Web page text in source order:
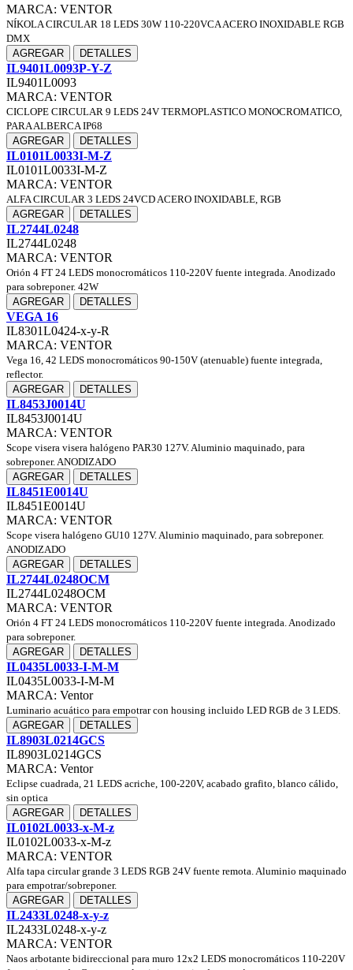
MARCA: VENTOR
NÍKOLA CIRCULAR 18 LEDS 30W 110-220VCA ACERO INOXIDABLE RGB
DMX
AGREGAR
DETALLES
IL9401L0093P-Y-Z
IL9401L0093
MARCA: VENTOR
CICLOPE CIRCULAR 9 LEDS 24V TERMOPLASTICO MONOCROMATICO,
PARA ALBERCA IP68
AGREGAR
DETALLES
IL0101L0033I-M-Z
IL0101L0033I-M-Z
MARCA: VENTOR
ALFA CIRCULAR 3 LEDS 24VCD ACERO INOXIDABLE, RGB
AGREGAR
DETALLES
IL2744L0248
IL2744L0248
MARCA: VENTOR
Orión 4 FT 24 LEDS monocromáticos 110-220V fuente integrada. Anodizado
para sobreponer. 42W
AGREGAR
DETALLES
VEGA 16
IL8301L0424-x-y-R
MARCA: VENTOR
Vega 16, 42 LEDS monocromáticos 90-150V (atenuable) fuente integrada,
reflector.
AGREGAR
DETALLES
IL8453J0014U
IL8453J0014U
MARCA: VENTOR
Scope visera visera halógeno PAR30 127V. Aluminio maquinado, para
sobreponer. ANODIZADO
AGREGAR
DETALLES
IL8451E0014U
IL8451E0014U
MARCA: VENTOR
Scope visera halógeno GU10 127V. Aluminio maquinado, para sobreponer.
ANODIZADO
AGREGAR
DETALLES
IL2744L0248OCM
IL2744L0248OCM
MARCA: VENTOR
Orión 4 FT 24 LEDS monocromáticos 110-220V fuente integrada. Anodizado
para sobreponer.
AGREGAR
DETALLES
IL0435L0033-I-M-M
IL0435L0033-I-M-M
MARCA: Ventor
Luminario acuático para empotrar con housing incluido LED RGB de 3 LEDS.
AGREGAR
DETALLES
IL8903L0214GCS
IL8903L0214GCS
MARCA: Ventor
Eclipse cuadrada, 21 LEDS acriche, 100-220V, acabado grafito, blanco cálido,
sin optica
AGREGAR
DETALLES
IL0102L0033-x-M-z
IL0102L0033-x-M-z
MARCA: VENTOR
Alfa tapa circular grande 3 LEDS RGB 24V fuente remota. Aluminio maquinado
para empotrar/sobreponer.
AGREGAR
DETALLES
IL2433L0248-x-y-z
IL2433L0248-x-y-z
MARCA: VENTOR
Naos arbotante bidireccional para muro 12x2 LEDS monocromáticos 110-220V